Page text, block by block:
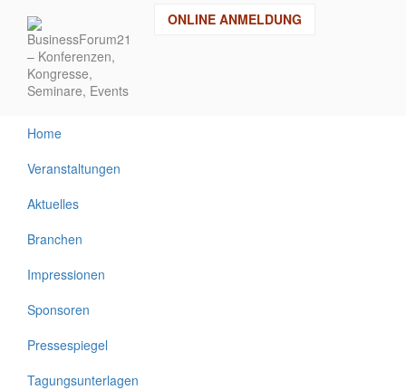
Inhalt
ONLINE ANMELDUNG
Home
Veranstaltungen
Aktuelles
Branchen
Impressionen
Sponsoren
Pressespiegel
Tagungsunterlagen